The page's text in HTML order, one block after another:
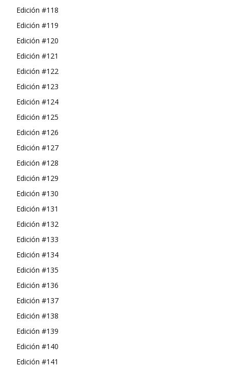
Edición #118
Edición #119
Edición #120
Edición #121
Edición #122
Edición #123
Edición #124
Edición #125
Edición #126
Edición #127
Edición #128
Edición #129
Edición #130
Edición #131
Edición #132
Edición #133
Edición #134
Edición #135
Edición #136
Edición #137
Edición #138
Edición #139
Edición #140
Edición #141